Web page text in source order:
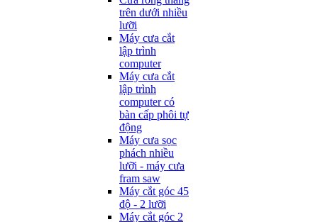
trên dưới nhiều
lưỡi
Máy cưa cắt
lập trình
computer
Máy cưa cắt
lập trình
computer có
bàn cấp phôi tự
động
Máy cưa sọc
phách nhiều
lưỡi - máy cưa
fram saw
Máy cắt góc 45
độ - 2 lưỡi
Máy cắt góc 2